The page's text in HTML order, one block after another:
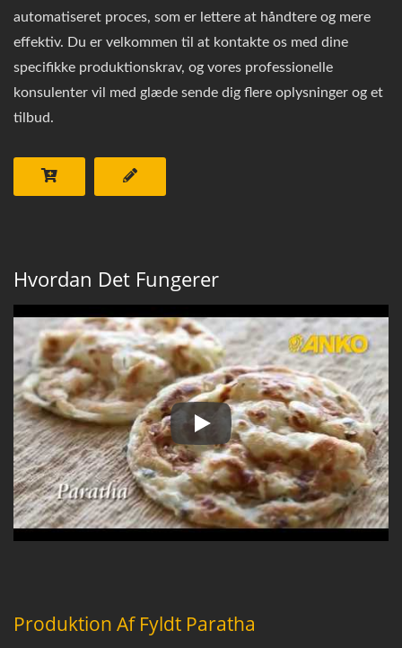
automatiseret proces, som er lettere at håndtere og mere
effektiv. Du er velkommen til at kontakte os med dine
specifikke produktionskrav, og vores professionelle
konsulenter vil med glæde sende dig flere oplysninger og et
tilbud.
Hvordan Det Fungerer
Fyldt paratha maskine
Produktion Af Fyldt Paratha